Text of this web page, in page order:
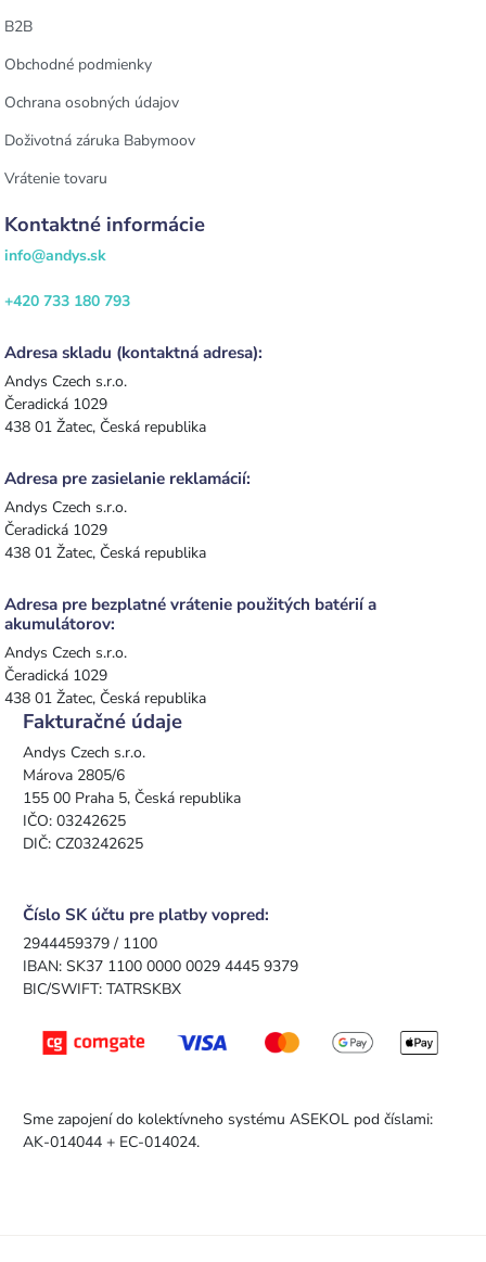
B2B
Obchodné podmienky
Ochrana osobných údajov
Doživotná záruka Babymoov
Vrátenie tovaru
Kontaktné informácie
info@andys.sk
+420 733 180 793
Adresa skladu (kontaktná adresa):
Andys Czech s.r.o.
Čeradická 1029
438 01 Žatec, Česká republika
Adresa pre zasielanie reklamácií:
Andys Czech s.r.o.
Čeradická 1029
438 01 Žatec, Česká republika
Adresa pre bezplatné vrátenie použitých batérií a
akumulátorov:
Andys Czech s.r.o.
Čeradická 1029
438 01 Žatec, Česká republika
Fakturačné údaje
Andys Czech s.r.o.
Márova 2805/6
155 00 Praha 5, Česká republika
IČO: 03242625
DIČ: CZ03242625
Číslo SK účtu pre platby vopred:
2944459379 / 1100
IBAN: SK37 1100 0000 0029 4445 9379
BIC/SWIFT: TATRSKBX
Sme zapojení do kolektívneho systému ASEKOL pod číslami:
AK-014044 + EC-014024.